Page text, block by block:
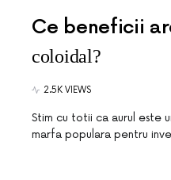
Ce beneficii
coloidal?
2.5K VIEWS
Stim cu totii ca aurul este
marfa populara pentru